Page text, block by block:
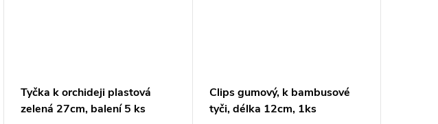
Tyčka k orchideji plastová
zelená 27cm, balení 5 ks
Clips gumový, k bambusové
tyči, délka 12cm, 1ks